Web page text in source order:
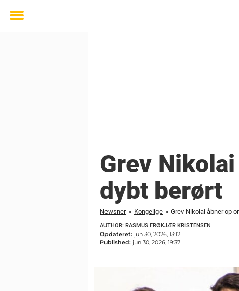
Toggle
Grev
dybt berørt
Newsner » Kongelige » Grev Nikolai åbner op
AUTHOR: RASMUS FRØKJÆR KRISTENSEN
Opdateret: jun 30, 2026, 13:12
Published: jun 30, 2026, 19:37